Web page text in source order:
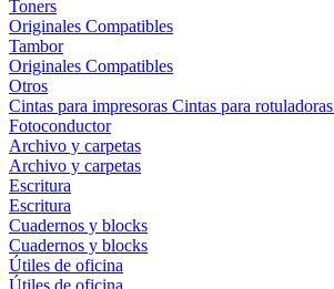
Toners
Originales Compatibles
Tambor
Originales Compatibles
Otros
Cintas para impresoras Cintas para rotuladoras
Fotoconductor
Archivo y carpetas
Archivo y carpetas
Escritura
Escritura
Cuadernos y blocks
Cuadernos y blocks
Útiles de oficina
Útiles de oficina